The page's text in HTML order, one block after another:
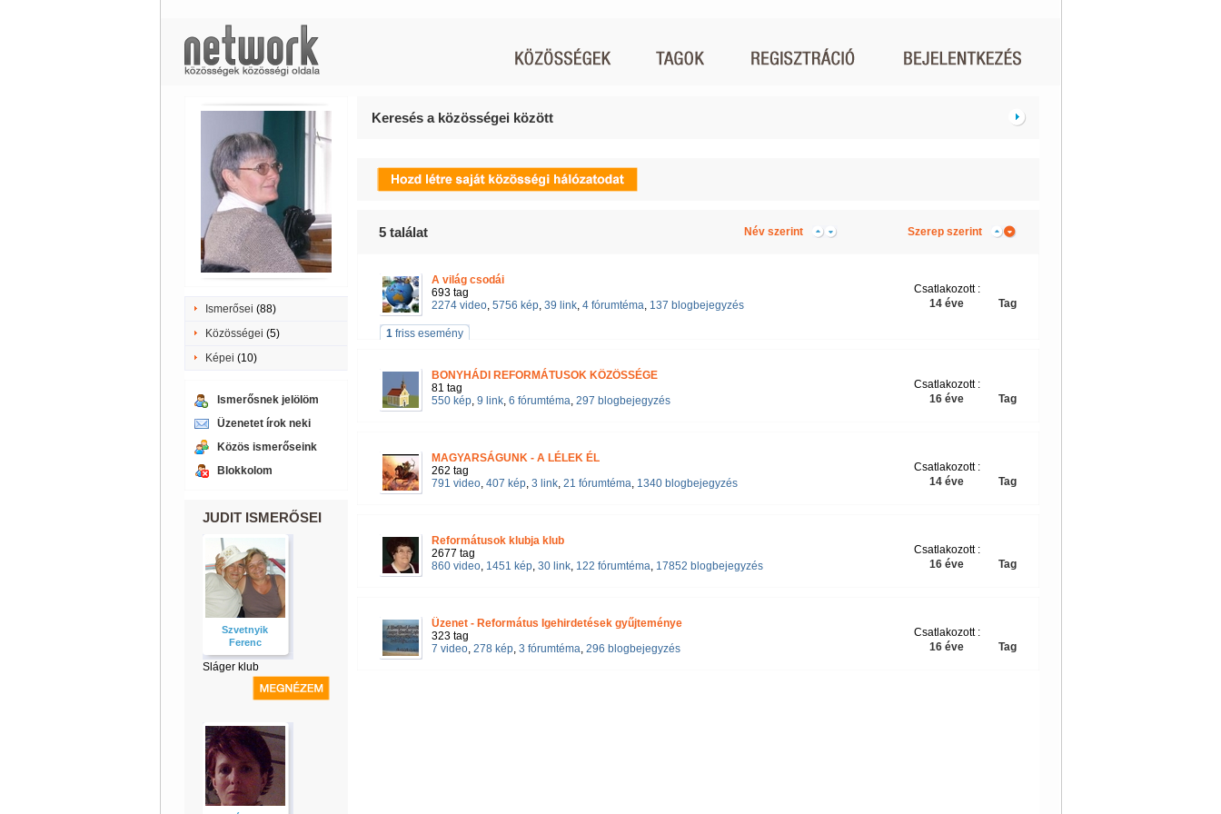
Ismerősei (88)
Közösségei (5)
Képei (10)
Ismerősnek jelölöm
Üzenetet írok neki
Közös ismerőseink
Blokkolom
JUDIT ISMERŐSEI
Szvetnyik
Ferenc
Sláger klub
Keresés a közösségei között
5találat Név szerint Szerep szerint
A világ csodái
693 tag
2274 video, 5756 kép, 39 link, 4 fórumtéma, 137 blogbejegyzés Tag
Csatlakozott :
14 éve
1friss esemény
BONYHÁDI REFORMÁTUSOK KÖZÖSSÉGE
81 tag
550 kép, 9 link, 6 fórumtéma, 297 blogbejegyzés Tag
Csatlakozott :
16 éve
MAGYARSÁGUNK - A LÉLEK ÉL
262 tag
791 video, 407 kép, 3 link, 21 fórumtéma, 1340 blogbejegyzés Tag
Csatlakozott :
14 éve
Reformátusok klubja klub
2677 tag
860 video, 1451 kép, 30 link, 122 fórumtéma, 17852 blogbejegyzés Tag
Csatlakozott :
16 éve
Üzenet - Református Igehirdetések gyűjteménye
323 tag
7 video, 278 kép, 3 fórumtéma, 296 blogbejegyzés Tag
Csatlakozott :
16 éve